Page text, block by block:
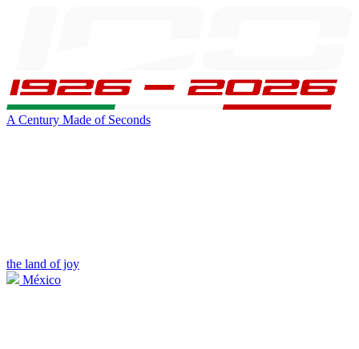
A Century Made of Seconds
the land of joy
México